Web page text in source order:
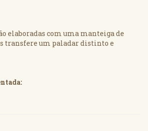
elaboradas com uma manteiga de
transfere um paladar distinto e